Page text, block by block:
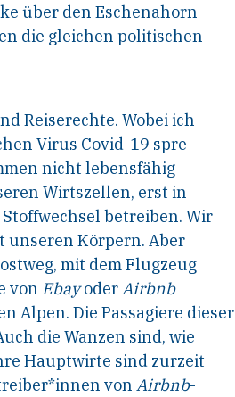
über den Eschenahorn
die gleichen politischen
Reiserechte. Wobei ich
Virus Covid-19 spre-
nicht lebensfähig
Wirtszellen, erst in
betreiben. Wir
unseren Körpern. Aber
mit dem Flugzeug
von Ebay oderAirbnb
Alpen. Die Passagiere dieser
die Wanzen sind, wie
Hauptwirte sind zurzeit
von Airbnb-